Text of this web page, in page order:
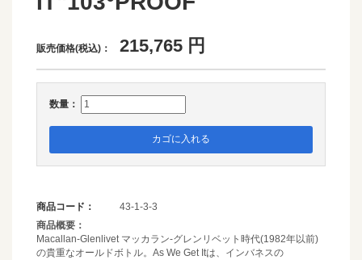
販売価格(税込)： 215,765 円
数量：
カゴに入れる
商品コード：
43-1-3-3
商品概要：
Macallan-Glenlivet マッカラン-グレンリベット時代(1982年以前)
の貴重なオールドボトル。As We Get Itは、インバネスの